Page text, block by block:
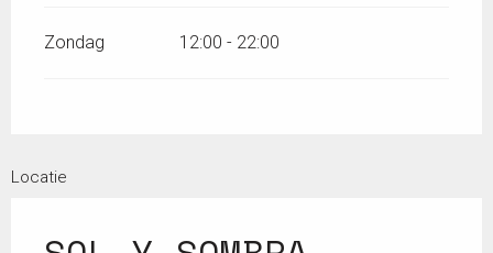
Zondag 12:00 - 22:00
Locatie